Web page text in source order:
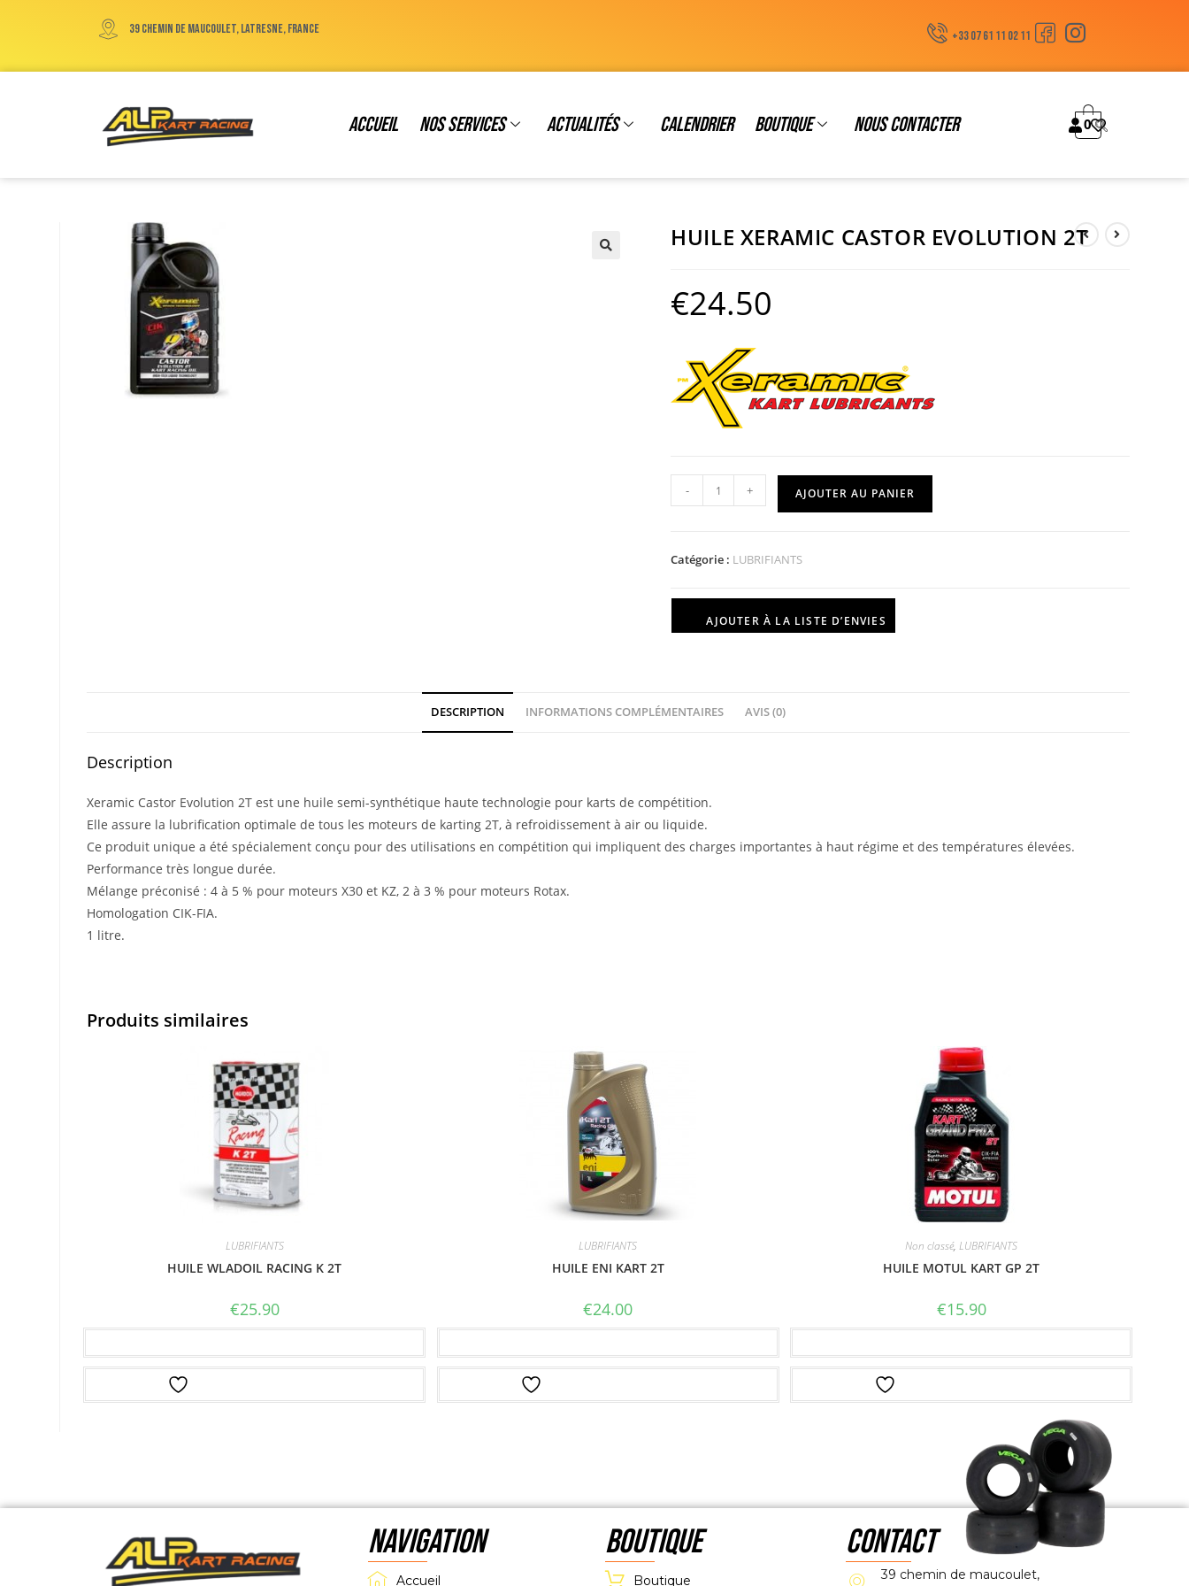
39 chemin de maucoulet, Latresne, France +33 07 61 11 02 11
Accueil Nos services Actualités Calendrier Boutique Nous contacter 0
HUILE XERAMIC CASTOR EVOLUTION 2T
€24.50
- + AJOUTER AU PANIER
Catégorie : LUBRIFIANTS
AJOUTER À LA LISTE D’ENVIES
DESCRIPTION INFORMATIONS COMPLÉMENTAIRES AVIS (0)
Description
Xeramic Castor Evolution 2T est une huile semi-synthétique haute technologie pour karts de compétition.
Elle assure la lubrification optimale de tous les moteurs de karting 2T, à refroidissement à air ou liquide.
Ce produit unique a été spécialement conçu pour des utilisations en compétition qui impliquent des charges importantes à haut régime et des températures élevées.
Performance très longue durée.
Mélange préconisé : 4 à 5 % pour moteurs X30 et KZ, 2 à 3 % pour moteurs Rotax.
Homologation CIK-FIA.
1 litre.
Produits similaires
LUBRIFIANTS
HUILE WLADOIL RACING K 2T
€25.90
LUBRIFIANTS
HUILE ENI KART 2T
€24.00
Non classé,LUBRIFIANTS
HUILE MOTUL KART GP 2T
€15.90
NAVIGATION
Accueil
Boutique
Boutique
CONTACT
39 chemin de maucoulet,